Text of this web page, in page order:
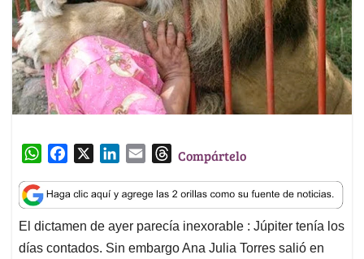
W
a
t
s
A
c
e
b
o
n
k
e
d
a
i
l
T
r
e
a
d
Compártelo
El dictamen de ayer parecía inexorable : Júpiter tenía los
días contados. Sin embargo Ana Julia Torres salió en